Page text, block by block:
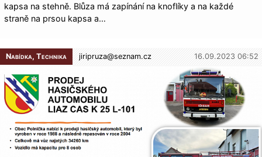
kapsa na stehně. Blůza má zapínání na knoflíky a na každé
straně na prsou kapsa a…
Nabídka, Technika jiripruza@seznam.cz 16.09.2023 06:52